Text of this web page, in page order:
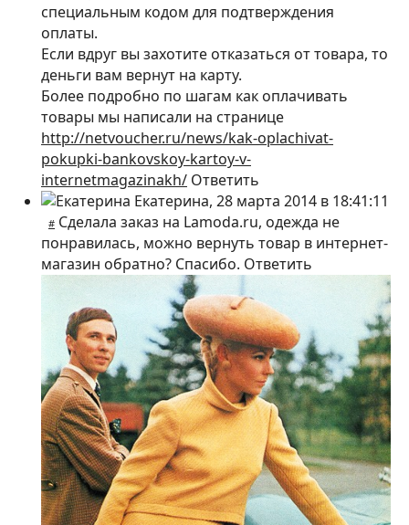
специальным кодом для подтверждения
оплаты.
Если вдруг вы захотите отказаться от товара, то
деньги вам вернут на карту.
Более подробно по шагам как оплачивать
товары мы написали на странице
http://netvoucher.ru/news/kak-oplachivat-
pokupki-bankovskoy-kartoy-v-
internetmagazinakh/ Ответить
Екатерина, 28 марта 2014 в 18:41:11
# Сделала заказ на Lamoda.ru, одежда не
понравилась, можно вернуть товар в интернет-
магазин обратно? Спасибо. Ответить